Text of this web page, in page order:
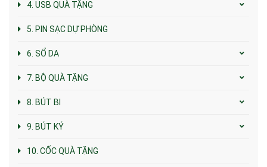
4. USB QUÀ TẶNG
5. PIN SẠC DỰ PHÒNG
6. SỔ DA
7. BỘ QUÀ TẶNG
8. BÚT BI
9. BÚT KÝ
10. CỐC QUÀ TẶNG